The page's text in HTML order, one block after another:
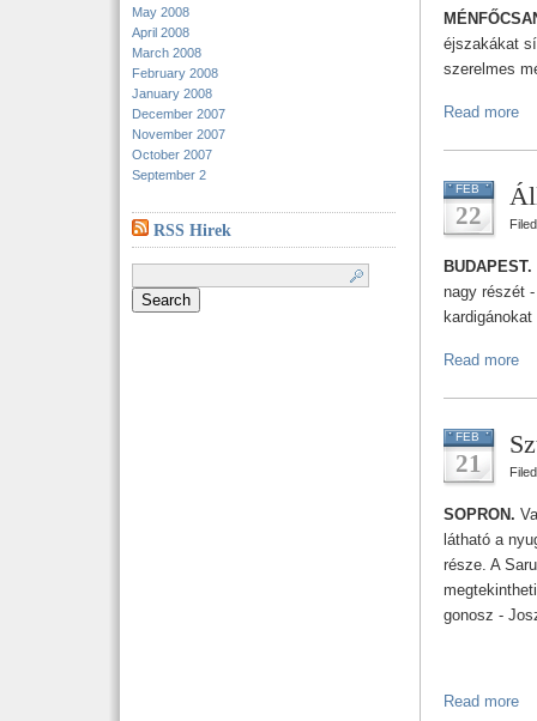
May 2008
April 2008
March 2008
February 2008
January 2008
December 2007
November 2007
October 2007
September 2
RSS Hirek
éjszakákat
szerelmes
Read more
FEB
22
BUDAPEST.
nagy részét
Read more
FEB
21
SOPRON.
látható a
része. A
gonosz -
Read more